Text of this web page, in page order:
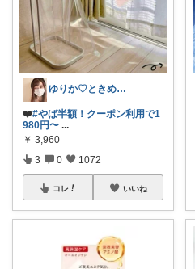
ゆりか♡ときめく暮らしと服✨️
❤️#やば半額！クーポン利用で1
980円〜 ...
￥ 3,960
3 0 1072
コレ いいね